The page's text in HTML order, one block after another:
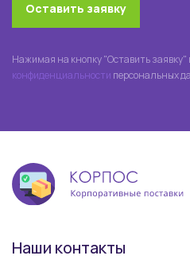
Оставить заявку
Нажимая на кнопку "Оставить заявку"
конфиденциальности персональных
Наши контакты